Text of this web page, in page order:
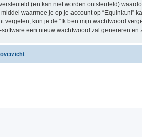
(en kan niet worden ontsleuteld)
waarmee je op je account op “Equinia.nl”
vergeten, kun je de “Ik ben mijn wachtwoord
een nieuw wachtwoord zal genereren